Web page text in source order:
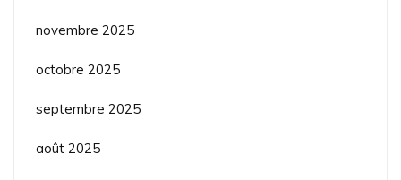
novembre 2025
octobre 2025
septembre 2025
août 2025